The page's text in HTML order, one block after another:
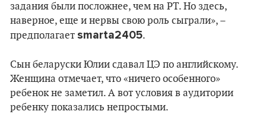
задания были посложнее, чем на РТ. Но здесь,
наверное, еще и нервы свою роль сыграли», –
предполагает smarta2405.
Сын беларуски Юлии сдавал ЦЭ по английскому.
Женщина отмечает, что «ничего особенного»
ребенок не заметил. А вот условия в аудитории
ребенку показались непростыми.